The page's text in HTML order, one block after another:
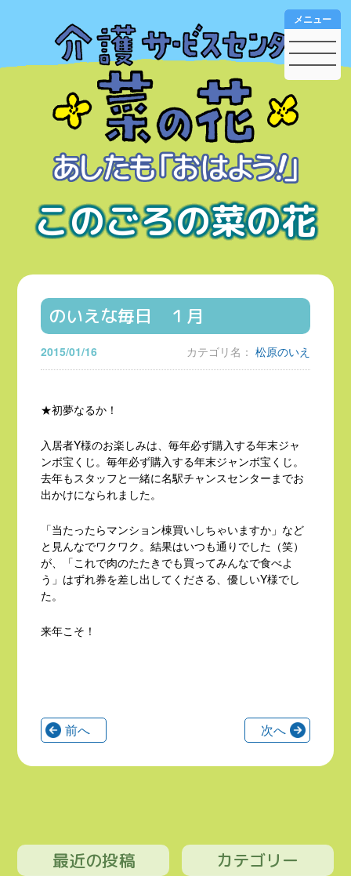
このごろの菜の花
メニュー
のいえな毎日 １月
2015/01/16 カテゴリ名： 松原のいえ
★初夢なるか！
入居者Y様のお楽しみは、毎年必ず購入する年末ジャ
ンボ宝くじ。毎年必ず購入する年末ジャンボ宝くじ。
去年もスタッフと一緒に名駅チャンスセンターまでお
出かけになられました。
「当たったらマンション棟買いしちゃいますか」など
と見んなでワクワク。結果はいつも通りでした（笑）
が、「これで肉のたたきでも買ってみんなで食べよ
う」はずれ券を差し出してくださる、優しいY様でし
た。
来年こそ！
前へ 次へ
最近の投稿 カテゴリー